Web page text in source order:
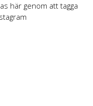
här genom att tagga